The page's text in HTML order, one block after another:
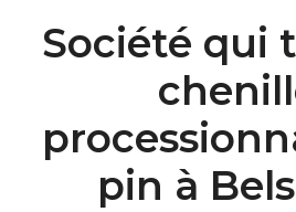
Société qui
pin à